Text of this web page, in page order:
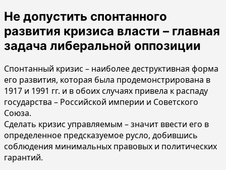
Не допустить спонтанного
развития кризиса власти – главная
задача либеральной оппозиции
Спонтанный кризис – наиболее деструктивная форма
его развития, которая была продемонстрирована в
1917 и 1991 гг. и в обоих случаях привела к распаду
государства – Российской империи и Советского
Союза.
Сделать кризис управляемым – значит ввести его в
определенное предсказуемое русло, добившись
соблюдения минимальных правовых и политических
гарантий.